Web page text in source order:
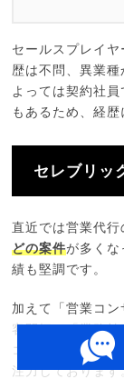
セールスプレイ
歴は不問、異業
よっては契約社
もあるため、経歴
セレブリッ
直近では営業代行
どの案件が多くな
績も堅調です。
加えて「営業コ
客開拓」「業務効
コンサルティン
注力しております